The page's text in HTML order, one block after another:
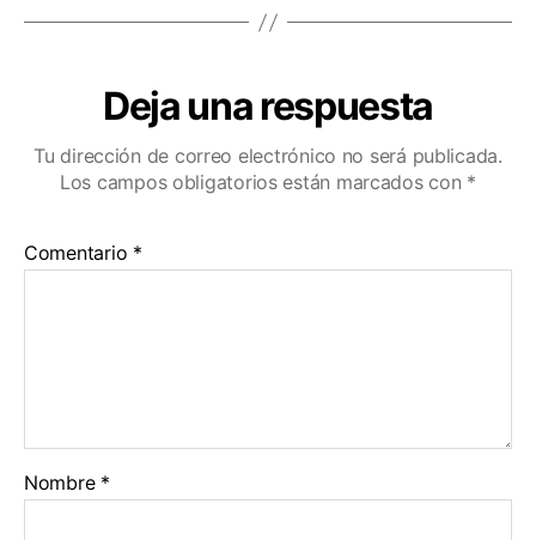
Deja una respuesta
Tu dirección de correo electrónico no será publicada.
Los campos obligatorios están marcados con *
Comentario *
Nombre *